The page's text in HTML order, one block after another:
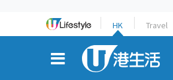
HK Travel